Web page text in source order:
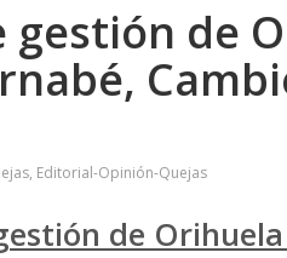
gestión de
, Editorial-Opinión-Quejas
de